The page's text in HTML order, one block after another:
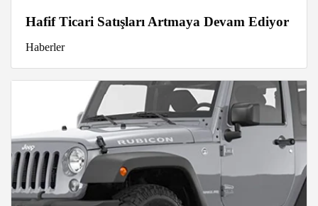
Hafif Ticari Satışları Artmaya Devam Ediyor
Haberler